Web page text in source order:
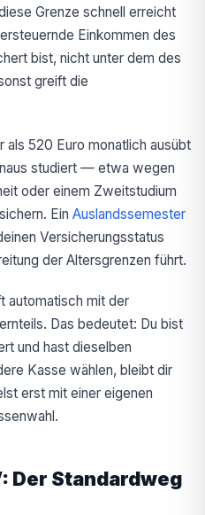
Grenze schnell erreicht
Einkommen des
bist, nicht unter dem des
greift die
als 520 Euro monatlich ausübt
studiert — etwa wegen
oder einem Zweitstudium
Ein Auslandssemester
Versicherungsstatus
der Altersgrenzen führt.
automatisch mit der
Das bedeutet: Du bist
und hast dieselben
Kasse wählen, bleibt dir
erst mit einer eigenen
Der Standardweg